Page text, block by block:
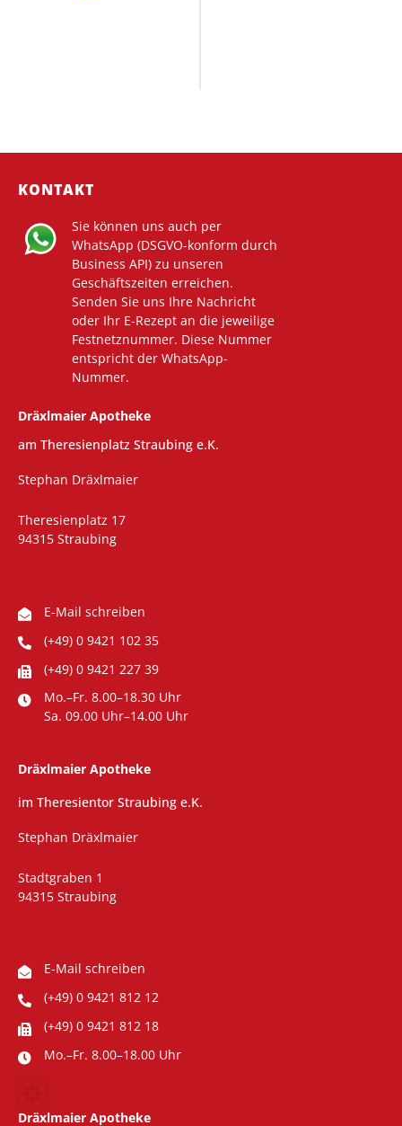
KONTAKT
Sie können uns auch per
WhatsApp (DSGVO-konform durch
Business API) zu unseren
Geschäftszeiten erreichen.
Senden Sie uns Ihre Nachricht
oder Ihr E-Rezept an die jeweilige
Festnetznummer. Diese Nummer
entspricht der WhatsApp-
Nummer.
Dräxlmaier Apotheke
am Theresienplatz Straubing e.K.
Stephan Dräxlmaier
Theresienplatz 17
94315 Straubing
E-Mail schreiben
(+49) 0 9421 102 35
(+49) 0 9421 227 39
Mo.–Fr. 8.00–18.30 Uhr
Sa. 09.00 Uhr–14.00 Uhr
Dräxlmaier Apotheke
im Theresientor Straubing e.K.
Stephan Dräxlmaier
Stadtgraben 1
94315 Straubing
E-Mail schreiben
(+49) 0 9421 812 12
(+49) 0 9421 812 18
Mo.–Fr. 8.00–18.00 Uhr
Dräxlmaier Apotheke